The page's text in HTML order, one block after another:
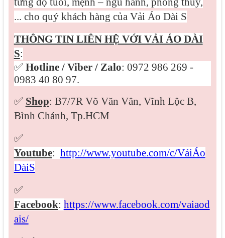
... cho quý khách hàng của Vải Áo Dài S
THÔNG TIN LIÊN HỆ VỚI VẢI ÁO DÀI
S:
✅ Hotline / Viber / Zalo: 0972 986 269 -
0983 40 80 97.
✅ Shop: B7/7R Võ Văn Vân, Vĩnh Lộc B,
Bình Chánh, Tp.HCM
✅
Youtube: http://www.youtube.com/c/VảiÁo
DàiS
✅
Facebook: https://www.facebook.com/vaiaod
ais/